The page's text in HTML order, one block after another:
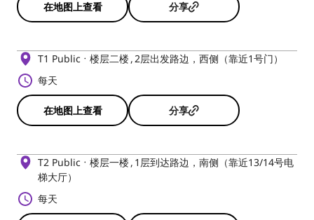
在地图上查看 分享
T1 Public 楼层二楼 2层出发路边，西侧（靠近1号门）
每天
在地图上查看 分享
T2 Public 楼层一楼 1层到达路边，南侧（靠近13/14号电
梯大厅）
每天